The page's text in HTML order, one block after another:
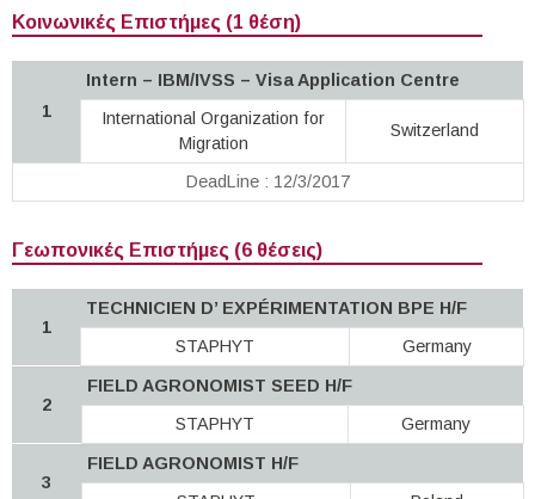
Κοινωνικές Επιστήμες (1 θέση)
1
Intern – IBM/IVSS – Visa Application Centre
International Organization for
Migration
Switzerland
DeadLine : 12/3/2017
Γεωπονικές Επιστήμες (6 θέσεις)
1
TECHNICIEN D’ EXPÉRIMENTATION BPE H/F
STAPHYT
Germany
2
FIELD AGRONOMIST SEED H/F
STAPHYT
Germany
3
FIELD AGRONOMIST H/F